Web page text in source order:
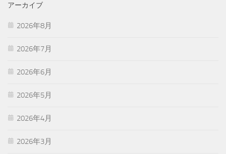
アーカイブ
2026年8月
2026年7月
2026年6月
2026年5月
2026年4月
2026年3月